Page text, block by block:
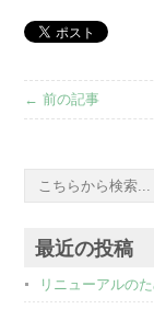
← 前の記事
最近の投稿
リニューアルの